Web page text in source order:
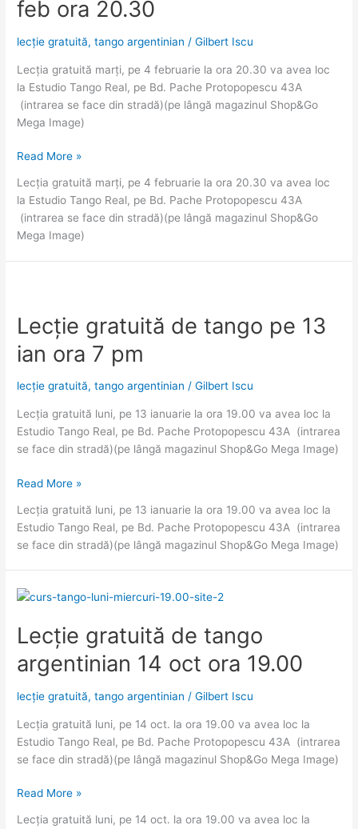
feb ora 20.30
lecție gratuită,tango argentinian /Gilbert Iscu
Lecția gratuită marți, pe 4 februarie la ora 20.30 va avea loc
la Estudio Tango Real, pe Bd. Pache Protopopescu 43A
(intrarea se face din stradă)(pe lângă magazinul Shop&Go
Mega Image)
Lecție
de
tango
pe
4
feb
Read More »
Lecția gratuită marți, pe 4 februarie la ora 20.30 va avea loc
la Estudio Tango Real, pe Bd. Pache Protopopescu 43A
(intrarea se face din stradă)(pe lângă magazinul Shop&Go
Mega Image)
Lecție gratuită de tango pe 13
ian ora 7 pm
lecție gratuită,tango argentinian /Gilbert Iscu
Lecția gratuită luni, pe 13 ianuarie la ora 19.00 va avea loc la
Estudio Tango Real, pe Bd. Pache Protopopescu 43A (intrarea
se face din stradă)(pe lângă magazinul Shop&Go Mega Image)
Lecție
de
tango
pe
13
ian
pm
Read More »
Lecția gratuită luni, pe 13 ianuarie la ora 19.00 va avea loc la
Estudio Tango Real, pe Bd. Pache Protopopescu 43A (intrarea
se face din stradă)(pe lângă magazinul Shop&Go Mega Image)
Lecție gratuită de tango
argentinian 14 oct ora 19.00
lecție gratuită,tango argentinian /Gilbert Iscu
Lecția gratuită luni, pe 14 oct. la ora 19.00 va avea loc la
Estudio Tango Real, pe Bd. Pache Protopopescu 43A (intrarea
se face din stradă)(pe lângă magazinul Shop&Go Mega Image)
Lecție
Read More »
Lecția gratuită luni, pe 14 oct. la ora 19.00 va avea loc la